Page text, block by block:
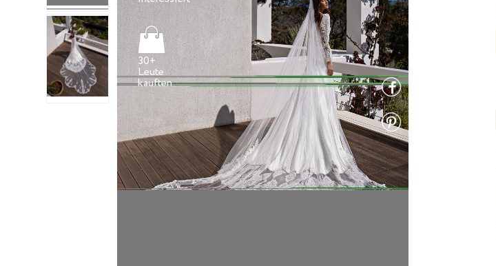
30+
Leute
kauften